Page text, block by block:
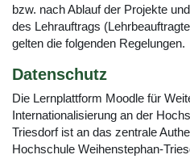
bzw. nach Ablauf der Projekte
des Lehrauftrags
gelten die folgenden Regelungen.
Datenschutz
Die Lernplattform Moodle für
Internationalisierung an der
Triesdorf ist an das zentrale
Hochschule Weihenstephan-